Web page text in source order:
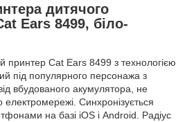
дитячого
Ears 8499, біло-
принтер Cat Ears 8499 з технологією
під популярного персонажа з
вбудованого акумулятора, не
Синхронізується
на базі iOS і Android. Радіус